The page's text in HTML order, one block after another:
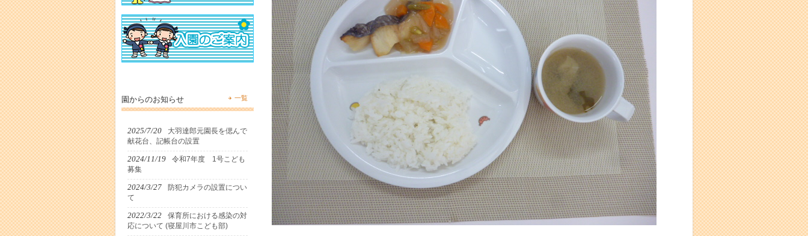
園からのお知らせ 一覧
2025/7/20
大羽達郎元園長を偲んで
献花台、記帳台の設置
2024/11/19
令和7年度 1号こども
募集
2024/3/27
防犯カメラの設置につい
て
2022/3/22
保育所における感染の対
応について (寝屋川市こども部)